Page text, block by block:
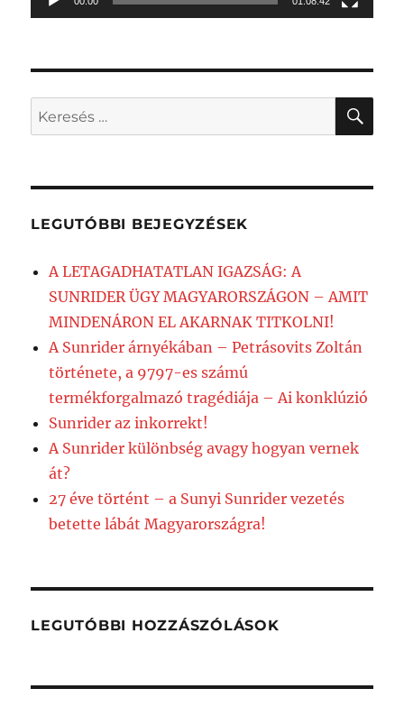
Keresés
a
kifejezésre:
LEGUTÓBBI BEJEGYZÉSEK
A LETAGADHATATLAN IGAZSÁG: A
SUNRIDER ÜGY MAGYARORSZÁGON – AMIT
MINDENÁRON EL AKARNAK TITKOLNI!
A Sunrider árnyékában – Petrásovits Zoltán
története, a 9797-es számú
termékforgalmazó tragédiája – Ai konklúzió
Sunrider az inkorrekt!
A Sunrider különbség avagy hogyan vernek
át?
27 éve történt – a Sunyi Sunrider vezetés
betette lábát Magyarországra!
LEGUTÓBBI HOZZÁSZÓLÁSOK